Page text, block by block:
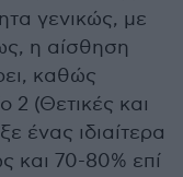
γενικώς, με
η αίσθηση
καθώς
2 (Θετικές και
ένας ιδιαίτερα
και 70-80% επί